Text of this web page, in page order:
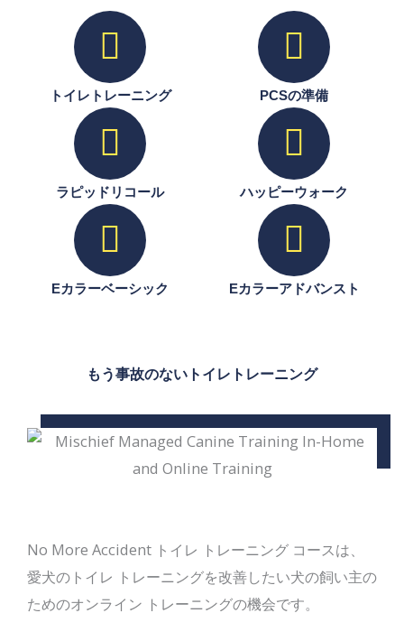
トイレトレーニング PCSの準備
ラピッドリコール ハッピーウォーク
Eカラーベーシック Eカラーアドバンスト
もう事故のないトイレトレーニング
No More Accident トイレ トレーニング コースは、
愛犬のトイレ トレーニングを改善したい犬の飼い主の
ためのオンライン トレーニングの機会です。